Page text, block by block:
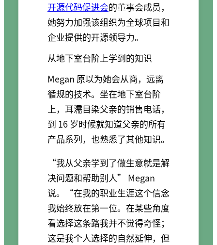
开源代码促进会的董事会成员，
她努力加强该组织为全球项目和
企业提供的开源领导力。
从地下室台阶上学到的知识
Megan 原以为她会从商，远离
循规的技术。坐在地下室台阶
上，耳濡目染父亲的销售电话，
到 16 岁时候就知道父亲的所有
产品系列，也熟悉了其他知识。
“我从父亲学到了做生意就是解
决问题和帮助别人” Megan
说。“在我的职业生涯这个信念
我始终放在第一位。在某些角度
看选择这条路我并不觉得奇怪；
这是我个人选择的自然延伸，但